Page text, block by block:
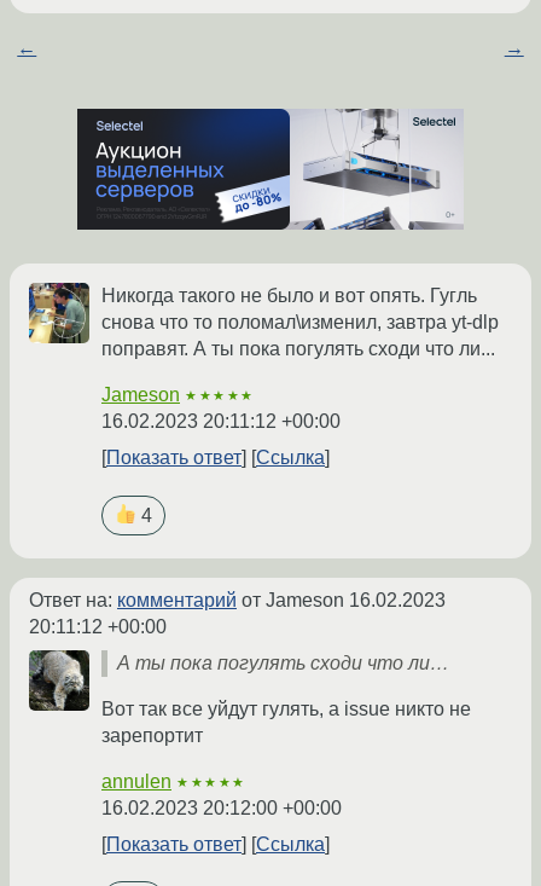
← →
Никогда такого не было и вот опять. Гугль
снова что то поломал\изменил, завтра yt-dlp
поправят. А ты пока погулять сходи что ли...
Jameson ★★★★★
16.02.2023 20:11:12 +00:00
Показать ответ
Ссылка
4
Ответ на: комментарий от Jameson 16.02.2023
20:11:12 +00:00
А ты пока погулять сходи что ли…
Вот так все уйдут гулять, а issue никто не
зарепортит
annulen ★★★★★
16.02.2023 20:12:00 +00:00
Показать ответ
Ссылка